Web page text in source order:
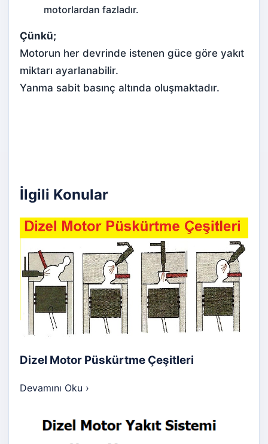
motorlardan fazladır.
Çünkü;
Motorun her devrinde istenen güce göre yakıt
miktarı ayarlanabilir.
Yanma sabit basınç altında oluşmaktadır.
İlgili Konular
Dizel Motor Püskürtme Çeşitleri
Devamını Oku ›